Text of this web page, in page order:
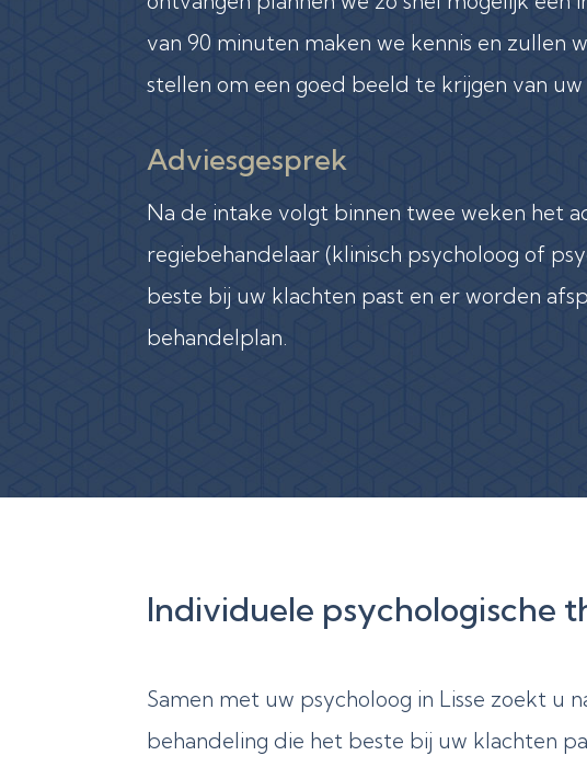
van 90 minuten maken we kennis en zullen
stellen om een goed beeld te krijgen van
Adviesgesprek
Na de intake volgt binnen twee weken het
regiebehandelaar (klinisch psycholoog of
beste bij uw klachten past en er worden
behandelplan.
Individuele psychologische
Samen met uw psycholoog in Lisse zoekt u
behandeling die het beste bij uw klachten